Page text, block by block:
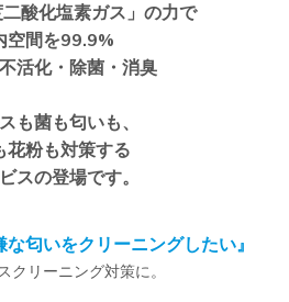
酸化塩素ガス」の力で
空間を99.9%
活化・除菌・消臭
も菌も匂いも、
花粉も対策する
スの登場です。
な匂いをクリーニングしたい』
クリーニング対策に。